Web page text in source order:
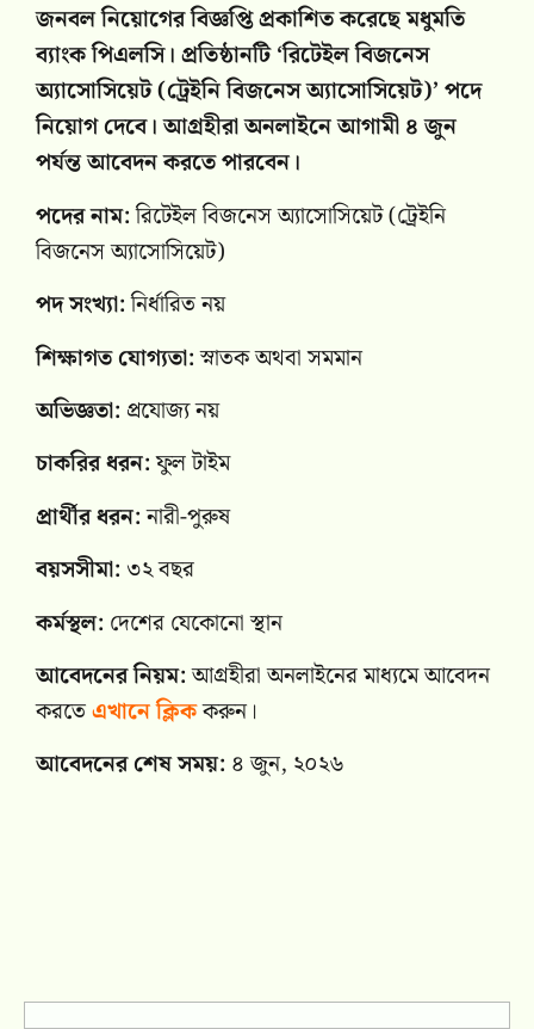
জনবল নিয়োগের বিজ্ঞপ্তি প্রকাশিত করেছে মধুমতি
ব্যাংক পিএলসি। প্রতিষ্ঠানটি ‘রিটেইল বিজনেস
অ্যাসোসিয়েট (ট্রেইনি বিজনেস অ্যাসোসিয়েট)’ পদে
নিয়োগ দেবে। আগ্রহীরা অনলাইনে আগামী ৪ জুন
পর্যন্ত আবেদন করতে পারবেন।
পদের নাম:রিটেইল বিজনেস অ্যাসোসিয়েট (ট্রেইনি
বিজনেস অ্যাসোসিয়েট)
পদ সংখ্যা:নির্ধারিত নয়
শিক্ষাগত যোগ্যতা:স্নাতক অথবা সমমান
অভিজ্ঞতা: প্রযোজ্য নয়
চাকরির ধরন:ফুল টাইম
প্রার্থীর ধরন:নারী-পুরুষ
বয়সসীমা: ৩২ বছর
কর্মস্থল: দেশের যেকোনো স্থান
আবেদনের নিয়ম:আগ্রহীরা অনলাইনের মাধ্যমে আবেদন
করতেএখানে ক্লিককরুন।
আবেদনের শেষ সময়: ৪ জুন, ২০২৬